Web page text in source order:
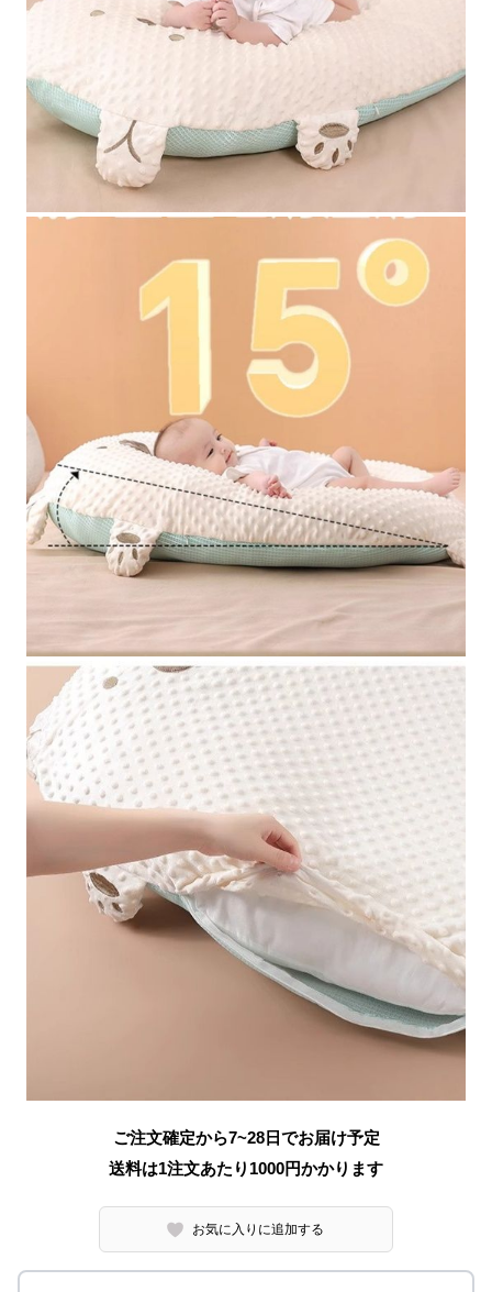
ご注文確定から7~28日でお届け予定
送料は1注文あたり 1000円かかります
お気に入りに追加する